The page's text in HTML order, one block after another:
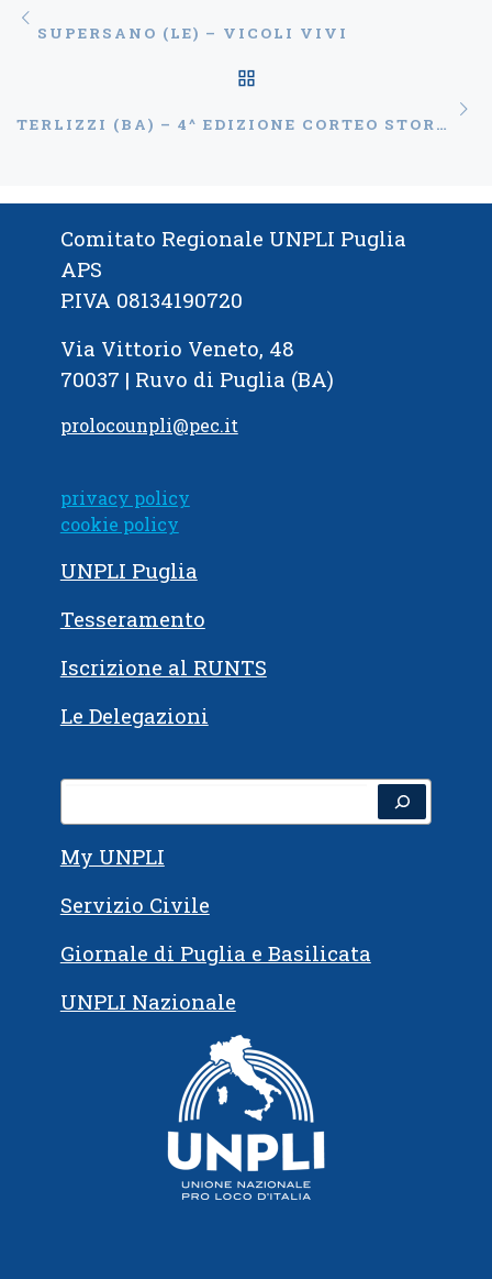
Navigazione articoli
Articolo precedente
SUPERSANO (LE) – VICOLI VIVI
TERLIZZI (BA) – 4^ EDIZIONE CORTEO STORICO TERLIZZI LIBERO FEUDO
Comitato Regionale UNPLI Puglia
APS
P.IVA 08134190720
Via Vittorio Veneto, 48
70037 | Ruvo di Puglia (BA)
prolocounpli@pec.it
privacy policy
cookie policy
UNPLI Puglia
Tesseramento
Iscrizione al RUNTS
Le Delegazioni
My UNPLI
Servizio Civile
Giornale di Puglia e Basilicata
UNPLI Nazionale